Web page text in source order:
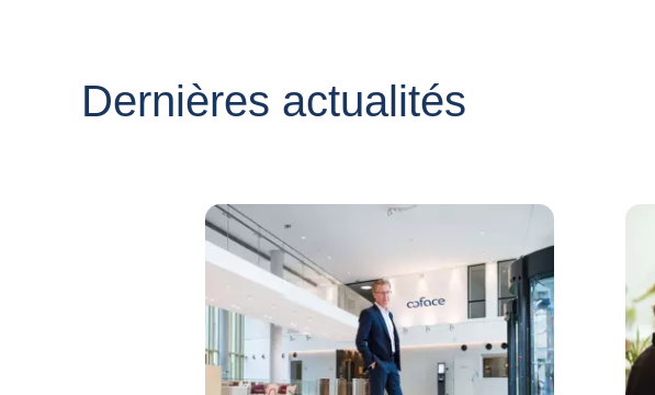
Dernières actualités